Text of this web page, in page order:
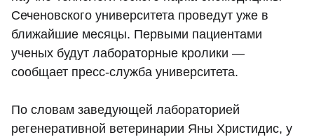
Сеченовского университета проведут уже в
ближайшие месяцы. Первыми пациентами
ученых будут лабораторные кролики —
сообщает пресс-служба университета.
По словам заведующей лабораторией
регенеративной ветеринарии Яны Христидис, у